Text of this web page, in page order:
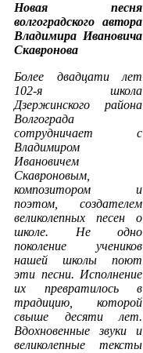
Новая песня
волгоградского автора
Владимира Ивановича
Скавронова
Более двадцати лет
102-я школа
Дзержинского района
Волгограда
сотрудничает с
Владимиром
Ивановичем
Скавроновым,
композитором и
поэтом, создателем
великолепных песен о
школе. Не одно
поколение учеников
нашей школы поют
эти песни. Исполнение
их превратилось в
традицию, которой
свыше десяти лет.
Вдохновенные звуки и
великолепные тексты